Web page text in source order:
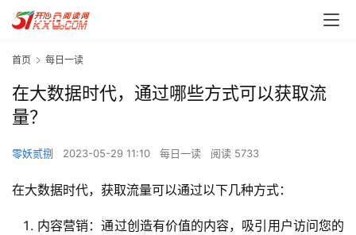
首页 每日一读
在大数据时代，通过哪些方式可以获取流
量？
零妖贰捌 2023-05-29 11:10 每日一读 阅读 5733
在大数据时代，获取流量可以通过以下几种方式：
内容营销：通过创造有价值的内容，吸引用户访问您的